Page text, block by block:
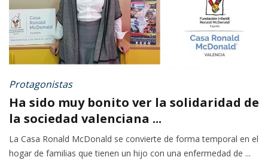
Protagonistas
Ha sido muy bonito ver la solidaridad de
la sociedad valenciana ...
La Casa Ronald McDonald se convierte de forma temporal en el
hogar de familias que tienen un hijo con una enfermedad de ...